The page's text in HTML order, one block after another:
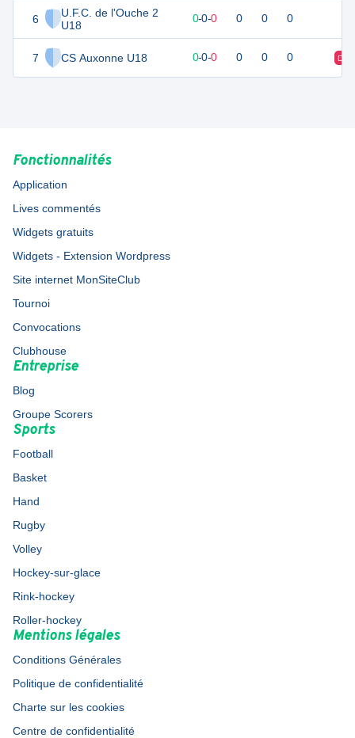
6
U.F.C. de l'Ouche 2
U18
7 CS Auxonne U18
0 0-0-0 0 0 0
0 0-0-0 0 0 0 D
Fonctionnalités
Application
Lives commentés
Widgets gratuits
Widgets - Extension Wordpress
Site internet MonSiteClub
Tournoi
Convocations
Clubhouse
Entreprise
Blog
Groupe Scorers
Sports
Football
Basket
Hand
Rugby
Volley
Hockey-sur-glace
Rink-hockey
Roller-hockey
Mentions légales
Conditions Générales
Politique de confidentialité
Charte sur les cookies
Centre de confidentialité